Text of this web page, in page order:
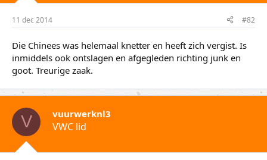
11 dec 2014 #82
Die Chinees was helemaal knetter en heeft zich vergist. Is
inmiddels ook ontslagen en afgegleden richting junk en
goot. Treurige zaak.
V vuurwerknl3
VWC lid